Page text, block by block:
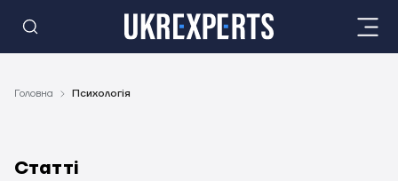
Головна Психологія
Статті